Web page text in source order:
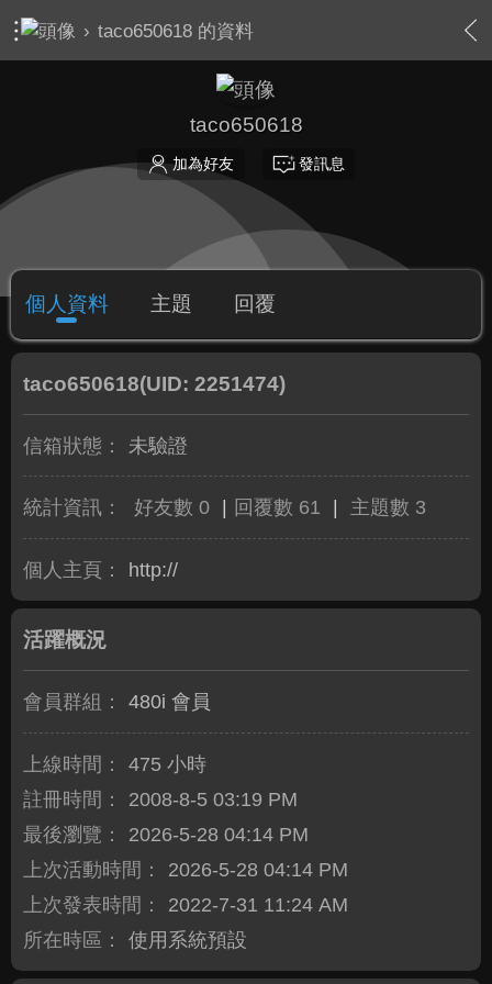
› taco650618 的資料
taco650618
加為好友 發訊息
個人資料 主題 回覆
taco650618(UID: 2251474)
信箱狀態： 未驗證
統計資訊： 好友數 0 回覆數 61 主題數 3
個人主頁： http://
活躍概況
會員群組： 480i 會員
上線時間：
475 小時
註冊時間：
2008-8-5 03:19 PM
最後瀏覽：
2026-5-28 04:14 PM
上次活動時間：
2026-5-28 04:14 PM
上次發表時間：
2022-7-31 11:24 AM
所在時區：
使用系統預設